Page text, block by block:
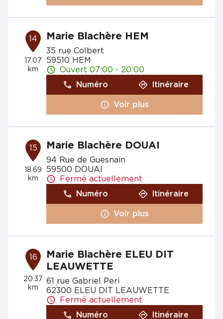
14
17.07
km
Marie Blachère HEM
35 rue Colbert
59510 HEM
Ouvert 07:00 - 20:00
Numéro
Itinéraire
Voir plus
15
18.69
km
Marie Blachère DOUAI
94 Rue de Guesnain
59500 DOUAI
Fermé actuellement
Numéro
Itinéraire
Voir plus
16
20.37
km
Marie Blachère ELEU DIT
LEAUWETTE
61 rue Gabriel Peri
62300 ELEU DIT LEAUWETTE
Fermé actuellement
Numéro
Itinéraire